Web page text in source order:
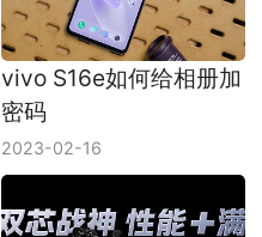
vivo S16e如何给相册加
密码
2023-02-16